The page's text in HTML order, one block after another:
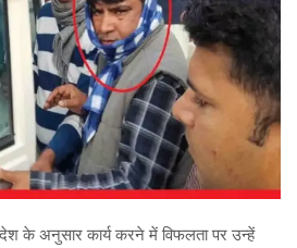
के अनुसार कार्य करने में विफलता पर उन्हें